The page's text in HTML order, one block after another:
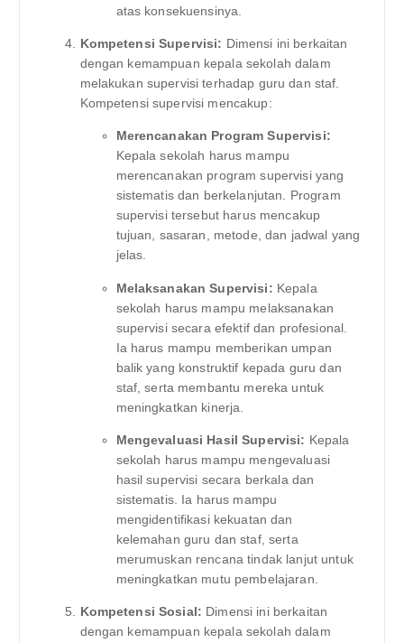
atas konsekuensinya.
Kompetensi Supervisi: Dimensi ini berkaitan
dengan kemampuan kepala sekolah dalam
melakukan supervisi terhadap guru dan staf.
Kompetensi supervisi mencakup:
Merencanakan Program Supervisi:
Kepala sekolah harus mampu
merencanakan program supervisi yang
sistematis dan berkelanjutan. Program
supervisi tersebut harus mencakup
tujuan, sasaran, metode, dan jadwal yang
jelas.
Melaksanakan Supervisi: Kepala
sekolah harus mampu melaksanakan
supervisi secara efektif dan profesional.
Ia harus mampu memberikan umpan
balik yang konstruktif kepada guru dan
staf, serta membantu mereka untuk
meningkatkan kinerja.
Mengevaluasi Hasil Supervisi: Kepala
sekolah harus mampu mengevaluasi
hasil supervisi secara berkala dan
sistematis. Ia harus mampu
mengidentifikasi kekuatan dan
kelemahan guru dan staf, serta
merumuskan rencana tindak lanjut untuk
meningkatkan mutu pembelajaran.
Kompetensi Sosial: Dimensi ini berkaitan
dengan kemampuan kepala sekolah dalam